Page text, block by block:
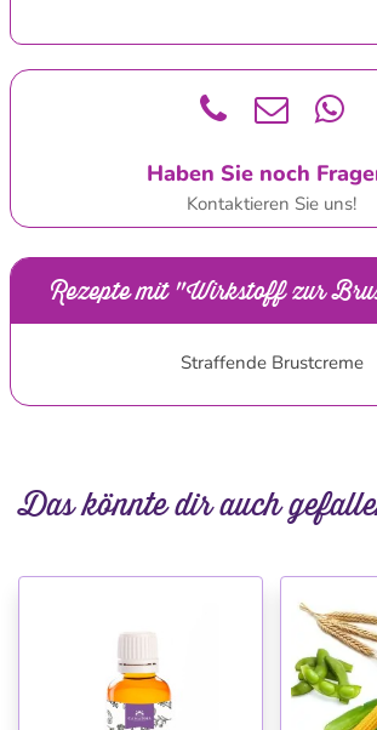
Haben Sie noch
Kontaktieren Sie uns!
Rezepte mit "Wirkstoff zur
Straffende Brustcreme
Das könnte dir auch